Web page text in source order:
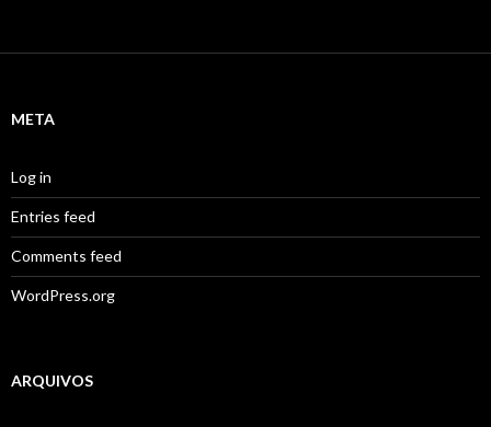
META
Log in
Entries feed
Comments feed
WordPress.org
ARQUIVOS